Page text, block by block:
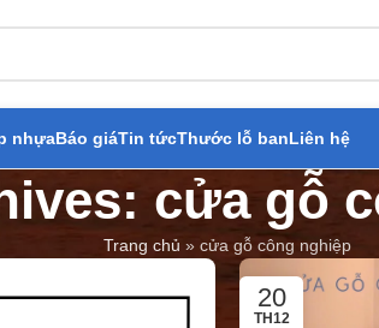
nhựaBáo giáTin tứcThước lỗ banLiên hệ
cửa gỗ
Trang chủ » cửa gỗ công nghiệp
20
TH12